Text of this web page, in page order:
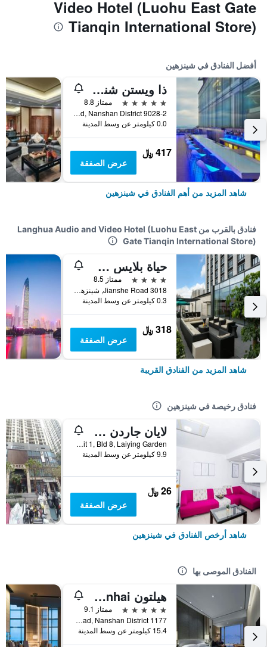
Video Hotel (Luohu East Gate
Tianqin International Store)
أفضل الفنادق في شينزهين
ذا ويستن شنزهن نانشان
5 نجوم
ممتاز 8.8
9028-2 Shennan Road, Nanshan District, شينزهين, الصين
0.0 كيلومتر عن وسط المدينة
417 ﷼
عرض الصفقة
شاهد المزيد من أهم الفنادق في شينزهين
فنادق بالقرب من Langhua Audio and Video Hotel (Luohu East
Gate Tianqin International Store)
حياة بلايس شينزين دونجمين
4 نجوم
ممتاز 8.5
3018 Jianshe Road, شينزهين, الصين
0.3 كيلومتر عن وسط المدينة
318 ﷼
عرض الصفقة
شاهد المزيد من الفنادق القريبة
فنادق رخيصة في شينزهين
لايان جاردن سيتي هوستل
Rm 702, Unit 1, Bld 8, Laiying Garden, شينزهين, الصين
9.9 كيلومتر عن وسط المدينة
26 ﷼
عرض الصفقة
شاهد أرخص الفنادق في شينزهين
الفنادق الموصى بها
هيلتون Shenzhen Shekou Nanhai
5 نجوم
ممتاز 9.1
1177 Wanghai Road, Nanshan District, شينزهين, الصين
15.4 كيلومتر عن وسط المدينة